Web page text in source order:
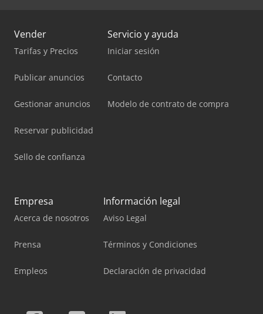
Vender
Tarifas y Precios
Publicar anuncios
Gestionar anuncios
Reservar publicidad
Sello de confianza
Servicio y ayuda
Iniciar sesión
Contacto
Modelo de contrato de compra
Empresa
Acerca de nosotros
Prensa
Empleos
Información legal
Aviso Legal
Términos y Condiciones
Declaración de privacidad